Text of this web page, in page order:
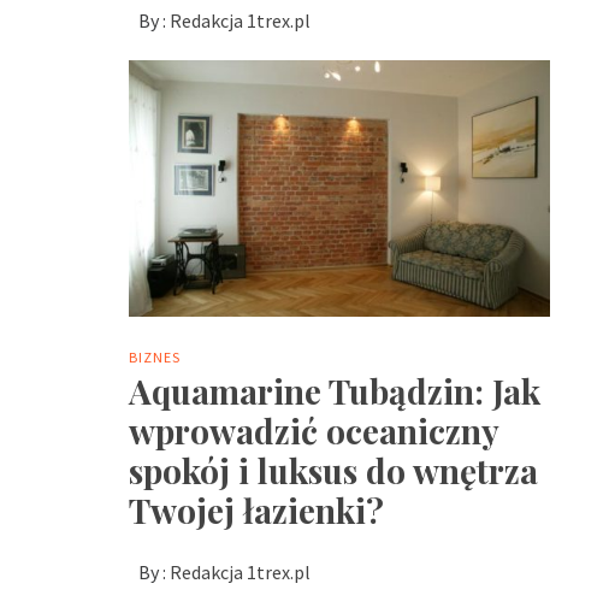
By : Redakcja 1trex.pl
BIZNES
Aquamarine Tubądzin: Jak
wprowadzić oceaniczny
spokój i luksus do wnętrza
Twojej łazienki?
By : Redakcja 1trex.pl